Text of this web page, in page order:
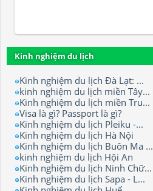
Kinh nghiệm du lịch
Kinh nghiệm du lịch Đà Lạt: ...
kinh nghiệm du lịch miền Tây...
Kinh nghiệm du lịch miền Tru...
Visa là gì? Passport là gì?
Kinh nghiệm du lịch Pleiku -...
Kinh nghiệm du lịch Hà Nội
Kinh nghiệm du lịch Buôn Ma ...
kinh nghiệm du lịch Hội An
Kinh nghiệm du lịch Ninh Chữ...
Kinh nghiệm du lịch Sapa - L...